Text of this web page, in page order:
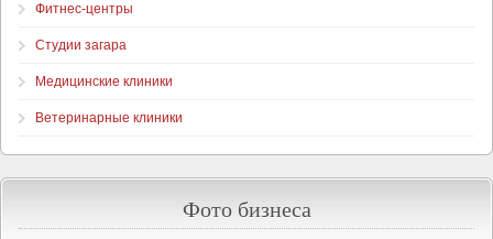
Фитнес-центры
Студии загара
Медицинские клиники
Ветеринарные клиники
Фото бизнеса